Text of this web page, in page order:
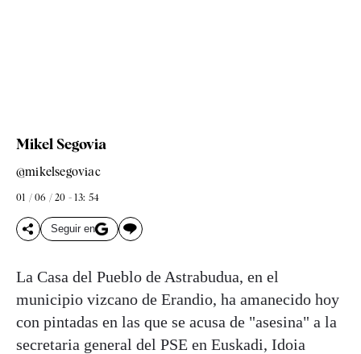
Mikel Segovia
@mikelsegoviac
01 / 06 / 20 - 13: 54
Seguir en
La Casa del Pueblo de Astrabudua, en el
municipio vizcano de Erandio, ha amanecido hoy
con pintadas en las que se acusa de "asesina" a la
secretaria general del PSE en Euskadi, Idoia